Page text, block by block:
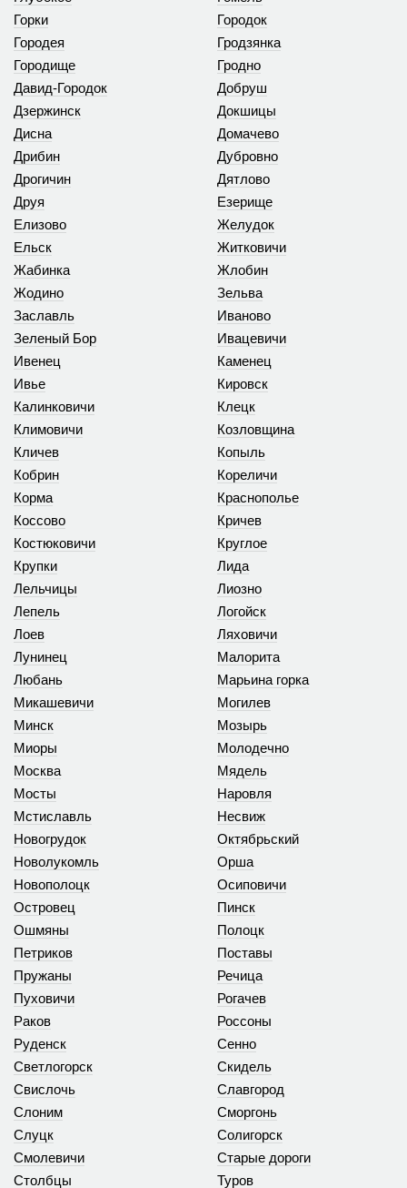
Горки
Городея
Городище
Городок
Гродзянка
Гродно
Давид-Городок
Дзержинск
Дисна
Добруш
Докшицы
Домачево
Дрибин
Дрогичин
Друя
Дубровно
Дятлово
Езерище
Елизово
Ельск
Жабинка
Желудок
Житковичи
Жлобин
Жодино
Заславль
Зеленый Бор
Зельва
Иваново
Ивацевичи
Ивенец
Ивье
Калинковичи
Каменец
Кировск
Клецк
Климовичи
Кличев
Кобрин
Козловщина
Копыль
Кореличи
Корма
Коссово
Костюковичи
Краснополье
Кричев
Круглое
Крупки
Лельчицы
Лепель
Лида
Лиозно
Логойск
Лоев
Лунинец
Любань
Ляховичи
Малорита
Марьина горка
Микашевичи
Минск
Миоры
Могилев
Мозырь
Молодечно
Москва
Мосты
Мстиславль
Мядель
Наровля
Несвиж
Новогрудок
Новолукомль
Новополоцк
Октябрьский
Орша
Осиповичи
Островец
Ошмяны
Петриков
Пинск
Полоцк
Поставы
Пружаны
Пуховичи
Раков
Речица
Рогачев
Россоны
Руденск
Светлогорск
Свислочь
Сенно
Скидель
Славгород
Слоним
Слуцк
Смолевичи
Сморгонь
Солигорск
Старые дороги
Столбцы
Туров